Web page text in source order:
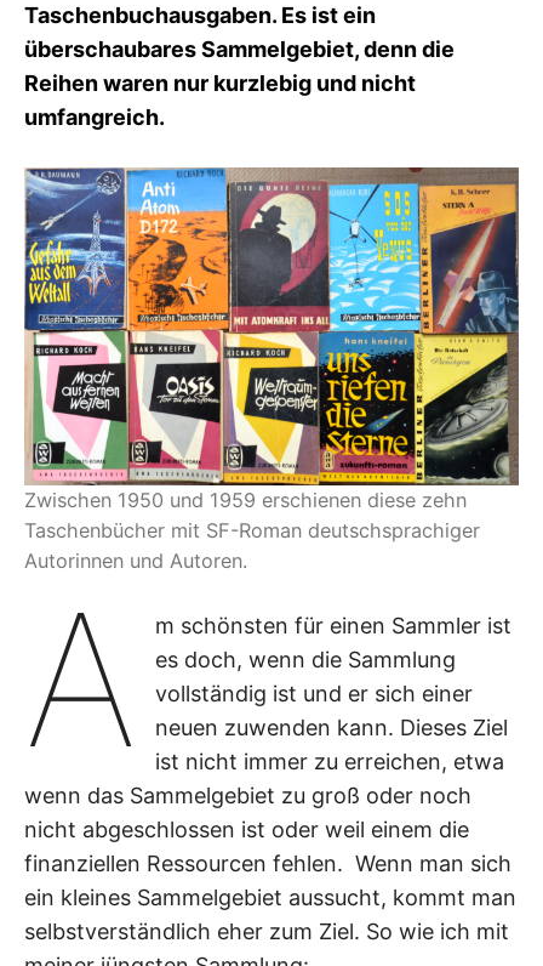
E
R
Taschenbuchausgaben. Es ist ein
überschaubares Sammelgebiet, denn die
Reihen waren nur kurzlebig und nicht
umfangreich.
Zwischen 1950 und 1959 erschienen diese zehn
Taschenbücher mit SF-Roman deutschsprachiger
Autorinnen und Autoren.
A
m schönsten für einen Sammler ist
es doch, wenn die Sammlung
vollständig ist und er sich einer
neuen zuwenden kann. Dieses Ziel
ist nicht immer zu erreichen, etwa
wenn das Sammelgebiet zu groß oder noch
nicht abgeschlossen ist oder weil einem die
finanziellen Ressourcen fehlen. Wenn man sich
ein kleines Sammelgebiet aussucht, kommt man
selbstverständlich eher zum Ziel. So wie ich mit